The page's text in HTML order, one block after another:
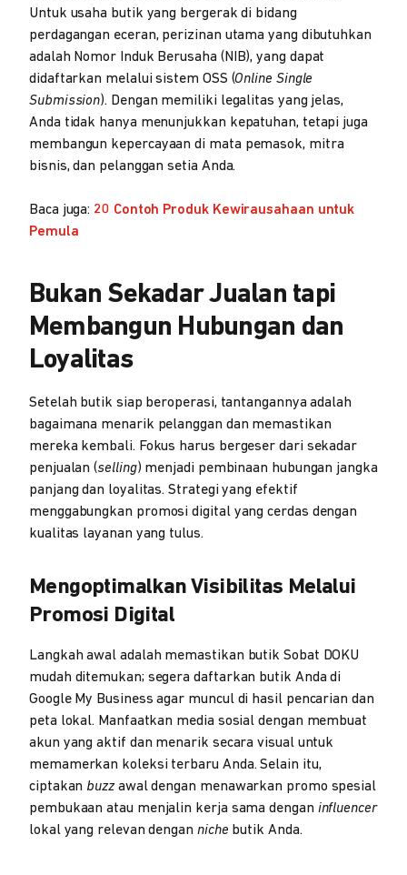
Untuk usaha butik yang bergerak di bidang
perdagangan eceran, perizinan utama yang dibutuhkan
adalah Nomor Induk Berusaha (NIB), yang dapat
didaftarkan melalui sistem OSS (Online Single
Submission). Dengan memiliki legalitas yang jelas,
Anda tidak hanya menunjukkan kepatuhan, tetapi juga
membangun kepercayaan di mata pemasok, mitra
bisnis, dan pelanggan setia Anda.
Baca juga: 20 Contoh Produk Kewirausahaan untuk
Pemula
Bukan Sekadar Jualan tapi
Membangun Hubungan dan
Loyalitas
Setelah butik siap beroperasi, tantangannya adalah
bagaimana menarik pelanggan dan memastikan
mereka kembali. Fokus harus bergeser dari sekadar
penjualan (selling) menjadi pembinaan hubungan jangka
panjang dan loyalitas. Strategi yang efektif
menggabungkan promosi digital yang cerdas dengan
kualitas layanan yang tulus.
Mengoptimalkan Visibilitas Melalui
Promosi Digital
Langkah awal adalah memastikan butik Sobat DOKU
mudah ditemukan; segera daftarkan butik Anda di
Google My Business agar muncul di hasil pencarian dan
peta lokal. Manfaatkan media sosial dengan membuat
akun yang aktif dan menarik secara visual untuk
memamerkan koleksi terbaru Anda. Selain itu,
ciptakan buzzawal dengan menawarkan promo spesial
pembukaan atau menjalin kerja sama dengan influencer
lokal yang relevan dengan niche butik Anda.